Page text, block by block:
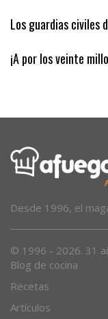
Los guardias civiles
¡A por los veinte
Desde 1996, el
© 1996 - 2026. 31
Blog de cocina
Recetas
Artículos